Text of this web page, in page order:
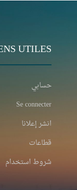
UTILES
حسابي
Se connecter
انشر إعلانا
قطاعات
شروط استخدام